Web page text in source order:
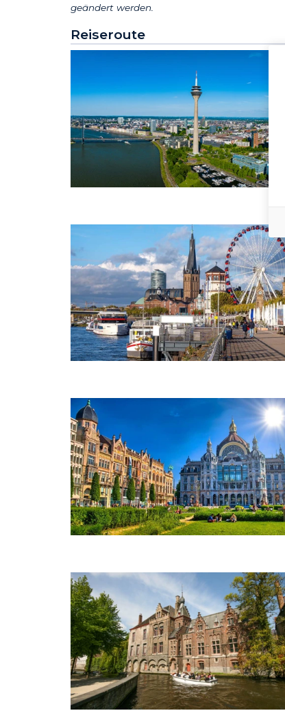
geändert werden.
Reiseroute